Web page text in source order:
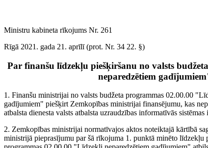
Ministru kabineta rīkojums Nr. 261
Rīgā 2021. gada 21. aprīlī (prot. Nr. 34 22. §)
Par finanšu līdzekļu piešķiršanu no valsts
neparedzētiem
1. Finanšu ministrijai no valsts budžeta programmas 02.00.00
gadījumiem" piešķirt Zemkopības ministrijai finansējumu, kas
atbalsta dienesta valsts atbalsta uzraudzības informatīvās sistēmas
2. Zemkopības ministrijai normatīvajos aktos noteiktajā kārtībā
ministrijā pieprasījumu par šā rīkojuma 1. punktā minēto līdzekļu